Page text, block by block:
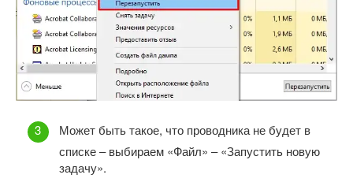
Может быть такое, что проводника не будет в
списке – выбираем «Файл» – «Запустить новую
задачу».